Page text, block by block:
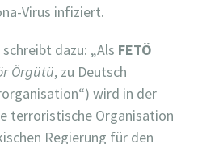
Virus infiziert.
dazu: „Als FETÖ
Örgütü, zu Deutsch
wird in der
terroristische Organisation
Regierung für den